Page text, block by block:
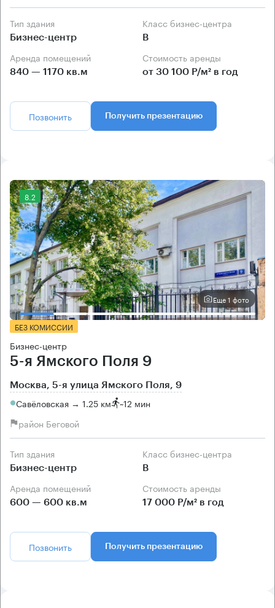
Тип здания
Бизнес-центр
Класс бизнес-центра
B
Аренда помещений
840 — 1170 кв.м
Стоимость аренды
от 30 100 Р/м² в год
Позвонить Получить презентацию
8.2
Еще 1 фото
БЕЗ КОМИССИИ
Бизнес-центр
5-я Ямского Поля 9
Москва, 5-я улица Ямского Поля, 9
Савёловская → 1.25 км ~12 мин
район Беговой
Тип здания
Бизнес-центр
Класс бизнес-центра
B
Аренда помещений
600 — 600 кв.м
Стоимость аренды
17 000 Р/м² в год
Позвонить Получить презентацию